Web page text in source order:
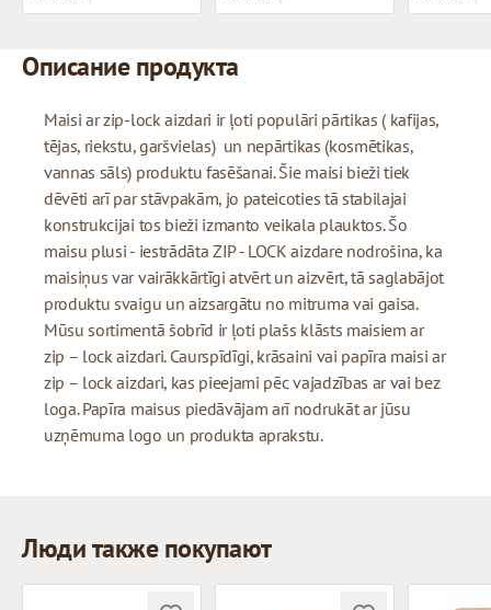
Описание продукта
Maisi ar zip-lock aizdari ir ļoti populāri pārtikas ( kafijas,
tējas, riekstu, garšvielas) un nepārtikas (kosmētikas,
vannas sāls) produktu fasēšanai. Šie maisi bieži tiek
dēvēti arī par stāvpakām, jo pateicoties tā stabilajai
konstrukcijai tos bieži izmanto veikala plauktos. Šo
maisu plusi - iestrādāta ZIP - LOCK aizdare nodrošina, ka
maisiņus var vairākkārtīgi atvērt un aizvērt, tā saglabājot
produktu svaigu un aizsargātu no mitruma vai gaisa.
Mūsu sortimentā šobrīd ir ļoti plašs klāsts maisiem ar
zip – lock aizdari. Caurspīdīgi, krāsaini vai papīra maisi ar
zip – lock aizdari, kas pieejami pēc vajadzības ar vai bez
loga. Papīra maisus piedāvājam arī nodrukāt ar jūsu
uzņēmuma logo un produkta aprakstu.
Люди также покупают